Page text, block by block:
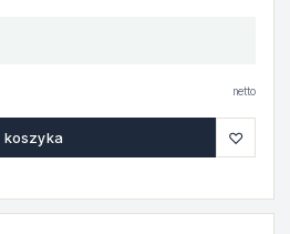
netto
koszyka ♡